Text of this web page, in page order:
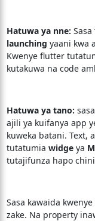
Hatuwa ya nne:
launching yaani kwa
Kwenye flutter
kutakuwa na code
Hatuwa ya tano:
ajili ya kuifanya app
kuweka batani. Text,
tutatumia widgeya
tutajifunza hapo
Sasa kawaida
zake. Na property